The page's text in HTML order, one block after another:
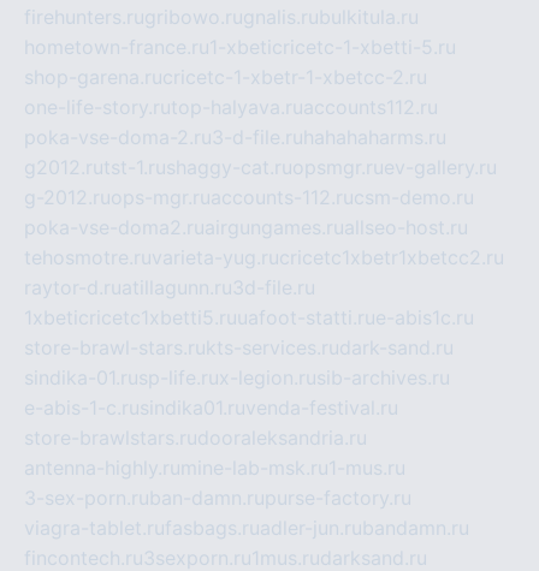
firehunters.rugribowo.rugnalis.rubulkitula.ru
hometown-france.ru1-xbeticricetc-1-xbetti-5.ru
shop-garena.rucricetc-1-xbetr-1-xbetcc-2.ru
one-life-story.rutop-halyava.ruaccounts112.ru
poka-vse-doma-2.ru3-d-file.ru hahahaharms.ru
g2012.rutst-1.rushaggy-cat.ruopsmgr.ruev-gallery.ru
g-2012.ruops-mgr.ruaccounts-112.rucsm-demo.ru
poka-vse-doma2.ruairgungames.ruallseo-host.ru
tehosmotre.ruvarieta-yug.rucricetc1xbetr1xbetcc2.ru
raytor-d.ruatillagunn.ru3d-file.ru
1xbeticricetc1xbetti5.ruuafoot-statti.rue-abis1c.ru
store-brawl-stars.rukts-services.rudark-sand.ru
sindika-01.rusp-life.rux-legion.rusib-archives.ru
e-abis-1-c.rusindika01.ruvenda-festival.ru
store-brawlstars.rudooraleksandria.ru
antenna-highly.ru mine-lab-msk.ru1-mus.ru
3-sex-porn.ruban-damn.rupurse-factory.ru
viagra-tablet.rufasbags.ruadler-jun.rubandamn.ru
fincontech.ru3sexporn.ru1mus.rudarksand.ru